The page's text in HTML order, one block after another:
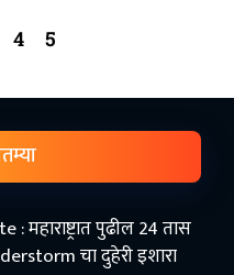
4 5
पुढील 24 तास
चा दुहेरी इशारा